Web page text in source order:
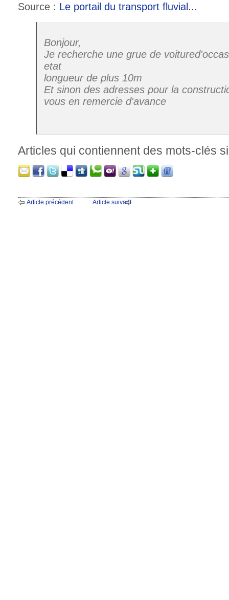
Source : Le portail du transport fluvial...
Bonjour,
Je recherche une grue de
etat
longueur de plus 10m
Et sinon des adresses pour la
vous en remercie d'avance
Articles qui contiennent des mots-clés
Article précédent Article suivant